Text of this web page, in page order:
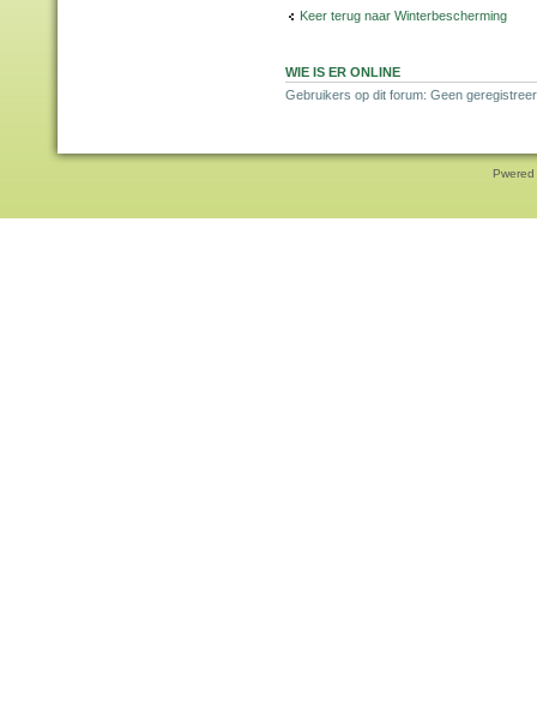
Keer terug naar Winterbescherming
WIE IS ER ONLINE
Gebruikers op dit forum: Geen